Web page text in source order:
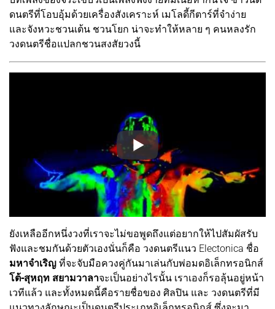
ดนตรีที่โอบอุ้มด้วยเครื่องสังเคราะห์ เมโลดี้กีตาร์ที่จำง่าย
และจังหวะชวนเต้น ชวนโยก น่าจะทำให้หลาย ๆ คนหลงรัก
วงดนตรีชื่อแปลกชวนสงสัยวงนี้
ยังเหลืออีกหนึ่งวงที่เราจะไม่ขอพูดถึงแต่อยากให้ไปสัมผัสรับ
ฟังและชมกันด้วยตัวเองนั่นก็คือ วงดนตรีแนว Electonica ชื่อ
มหาจำเริญ ที่จะจับมือควงคู่กันมาเล่นกับพ่อมดอิเล็กทรอนิกส์
โต้-สุหฤท สยามวาลาจะเป็นอย่างไรนั้น เราเองก็รอลุ้นอยู่หน้า
เวทีแล้ว และทั้งหมดนี้คือรายชื่อของ ศิลปิน และ วงดนตรีที่มี